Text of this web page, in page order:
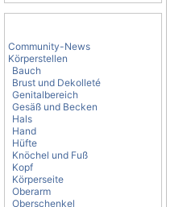
Community-News
Körperstellen
Bauch
Brust und Dekolleté
Genitalbereich
Gesäß und Becken
Hals
Hand
Hüfte
Knöchel und Fuß
Kopf
Körperseite
Oberarm
Oberschenkel